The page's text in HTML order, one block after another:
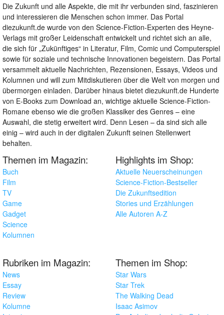
Die Zukunft und alle Aspekte, die mit ihr verbunden sind, faszinieren
und interessieren die Menschen schon immer. Das Portal
diezukunft.de wurde von den Science-Fiction-Experten des Heyne-
Verlags mit großer Leidenschaft entwickelt und richtet sich an alle,
die sich für „Zukünftiges“ in Literatur, Film, Comic und Computerspiel
sowie für soziale und technische Innovationen begeistern. Das Portal
versammelt aktuelle Nachrichten, Rezensionen, Essays, Videos und
Kolumnen und will zum Mitdiskutieren über die Welt von morgen und
übermorgen einladen. Darüber hinaus bietet diezukunft.de Hunderte
von E-Books zum Download an, wichtige aktuelle Science-Fiction-
Romane ebenso wie die großen Klassiker des Genres – eine
Auswahl, die stetig erweitert wird. Denn Lesen – da sind sich alle
einig – wird auch in der digitalen Zukunft seinen Stellenwert
behalten.
Themen im Magazin:
Buch
Film
TV
Game
Gadget
Science
Kolumnen
Highlights im Shop:
Aktuelle Neuerscheinungen
Science-Fiction-Bestseller
Die Zukunftsedition
Stories und Erzählungen
Alle Autoren A-Z
Rubriken im Magazin:
News
Essay
Review
Kolumne
Themen im Shop:
Star Wars
Star Trek
The Walking Dead
Isaac Asimov